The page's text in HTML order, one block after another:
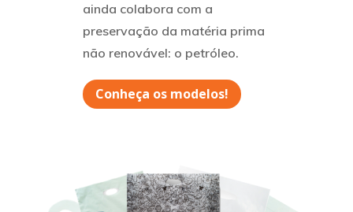
ainda colabora com a
preservação da matéria prima
não renovável: o petróleo.
Conheça os modelos!